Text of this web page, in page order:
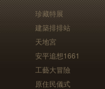
珍藏特展
建築排排站
天地宮
安平追想1661
工藝大冒險
原住民儀式